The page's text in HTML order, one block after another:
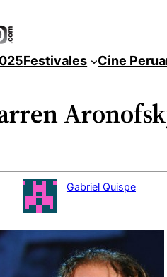
Festivales Cine
Gabriel Quispe